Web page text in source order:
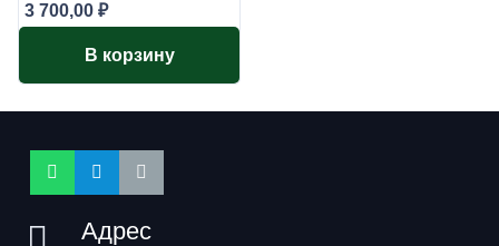
3 700,00 ₽
В корзину
Адрес